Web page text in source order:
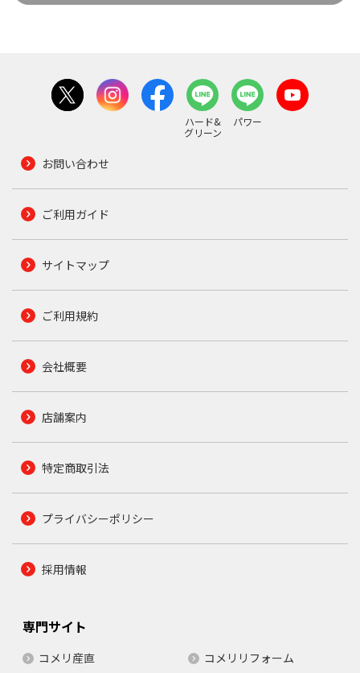
ハード&
グリーン
パワー
お問い合わせ
ご利用ガイド
サイトマップ
ご利用規約
会社概要
店舗案内
特定商取引法
プライバシーポリシー
採用情報
専門サイト
コメリ産直 コメリリフォーム